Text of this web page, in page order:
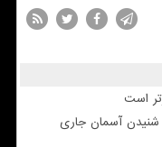
است
شنیدن آسمان جاری